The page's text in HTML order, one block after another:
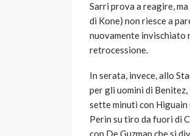
Sarri prova a reagire,
di Kone) non riesce a
nuovamente invischiato
retrocessione.
In serata, invece, allo
per gli uomini di
sette minuti con
Perin su tiro da fuori di